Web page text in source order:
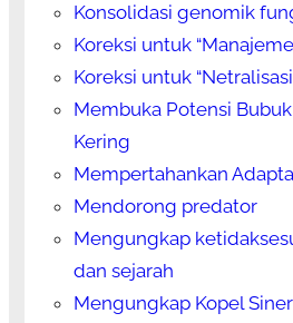
Konsolidasi genomik
Koreksi untuk
Koreksi untuk
Membuka Potensi
Kering
Mempertahankan
Mendorong predator
Mengungkap
dan sejarah
Mengungkap Kopel